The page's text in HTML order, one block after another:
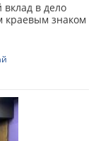
в дело
краевым знаком